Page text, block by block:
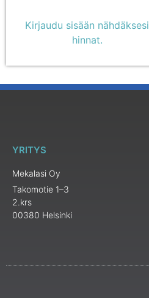
Kirjaudu sisään nähdäksesi
hinnat.
YRITYS
Mekalasi Oy
Takomotie 1–3
2.krs
00380 Helsinki